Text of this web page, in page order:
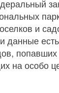
и
на особо